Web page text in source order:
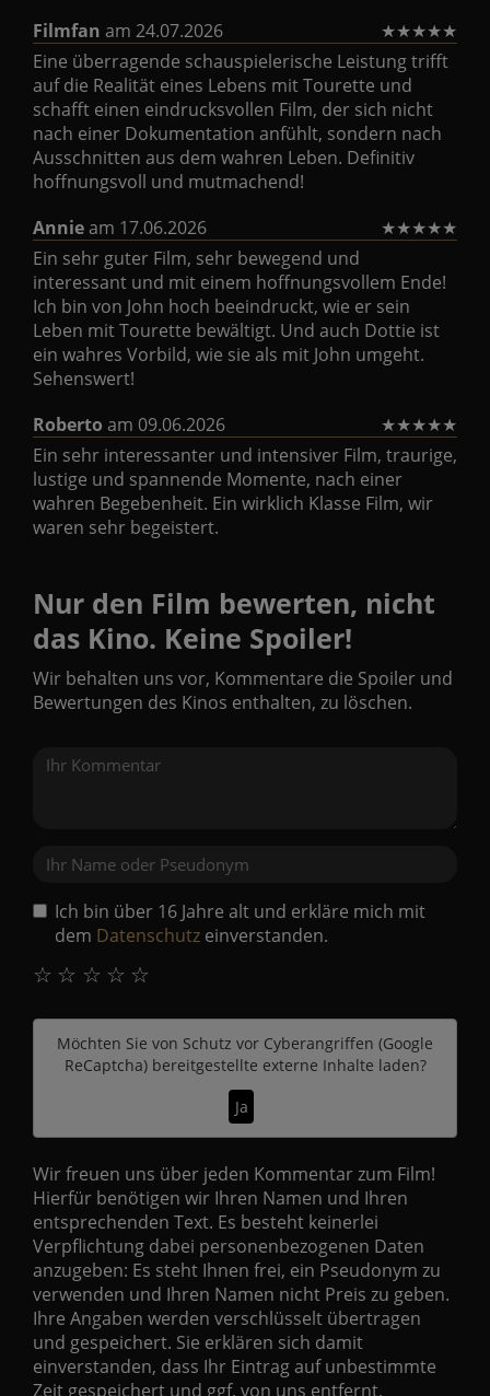
Filmfan am 24.07.2026 ★★★★★
Eine überragende schauspielerische Leistung trifft
auf die Realität eines Lebens mit Tourette und
schafft einen eindrucksvollen Film, der sich nicht
nach einer Dokumentation anfühlt, sondern nach
Ausschnitten aus dem wahren Leben. Definitiv
hoffnungsvoll und mutmachend!
Annieam 17.06.2026 ★★★★★
Ein sehr guter Film, sehr bewegend und
interessant und mit einem hoffnungsvollem Ende!
Ich bin von John hoch beeindruckt, wie er sein
Leben mit Tourette bewältigt. Und auch Dottie ist
ein wahres Vorbild, wie sie als mit John umgeht.
Sehenswert!
Roberto am 09.06.2026 ★★★★★
Ein sehr interessanter und intensiver Film, traurige,
lustige und spannende Momente, nach einer
wahren Begebenheit. Ein wirklich Klasse Film, wir
waren sehr begeistert.
Nur den Film bewerten, nicht
das Kino. Keine Spoiler!
Wir behalten uns vor, Kommentare die Spoiler und
Bewertungen des Kinos enthalten, zu löschen.
Ich bin über 16 Jahre alt und erkläre mich mit
dem Datenschutz einverstanden.
☆
☆
☆
☆
☆
Möchten Sie von Schutz vor Cyberangriffen (Google
ReCaptcha)bereitgestellte externe Inhalte laden?
Ja
Wir freuen uns über jeden Kommentar zum Film!
Hierfür benötigen wir Ihren Namen und Ihren
entsprechenden Text. Es besteht keinerlei
Verpflichtung dabei personenbezogenen Daten
anzugeben: Es steht Ihnen frei, ein Pseudonym zu
verwenden und Ihren Namen nicht Preis zu geben.
Ihre Angaben werden verschlüsselt übertragen
und gespeichert. Sie erklären sich damit
einverstanden, dass Ihr Eintrag auf unbestimmte
Zeit gespeichert und ggf. von uns entfernt,